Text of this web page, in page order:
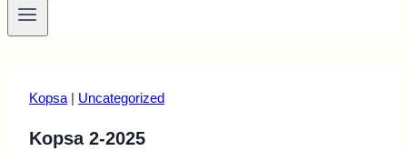
Kopsa | Uncategorized
Kopsa 2-2025